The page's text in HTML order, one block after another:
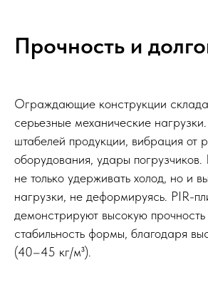
Прочность и
Ограждающие конструкции
серьезные механические
штабелей продукции, вибрация от
оборудования, удары
не только удерживать холод, но и
нагрузки, не деформируясь. PIR-
демонстрируют высокую
стабильность формы, благодаря
(40–45 кг/м³).